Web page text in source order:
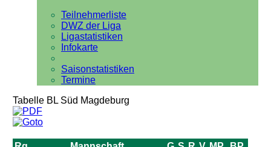
Teilnehmerliste
DWZ der Liga
Ligastatistiken
Infokarte
Saisonstatistiken
Termine
Tabelle BL Süd Magdeburg